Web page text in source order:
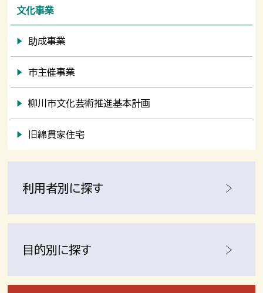
文化事業
助成事業
市主催事業
柳川市文化芸術推進基本計画
旧綿貫家住宅
利用者別に探す
目的別に探す